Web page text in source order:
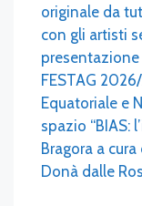
originale da
con gli artisti
FESTAG
Equatoriale e
spazio “BIAS:
Bragora a
Donà dalle